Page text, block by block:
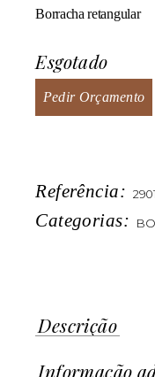
Borracha retangular
Esgotado
Pedir Orçamento
Referência:
Categorias:
Descrição
Informação